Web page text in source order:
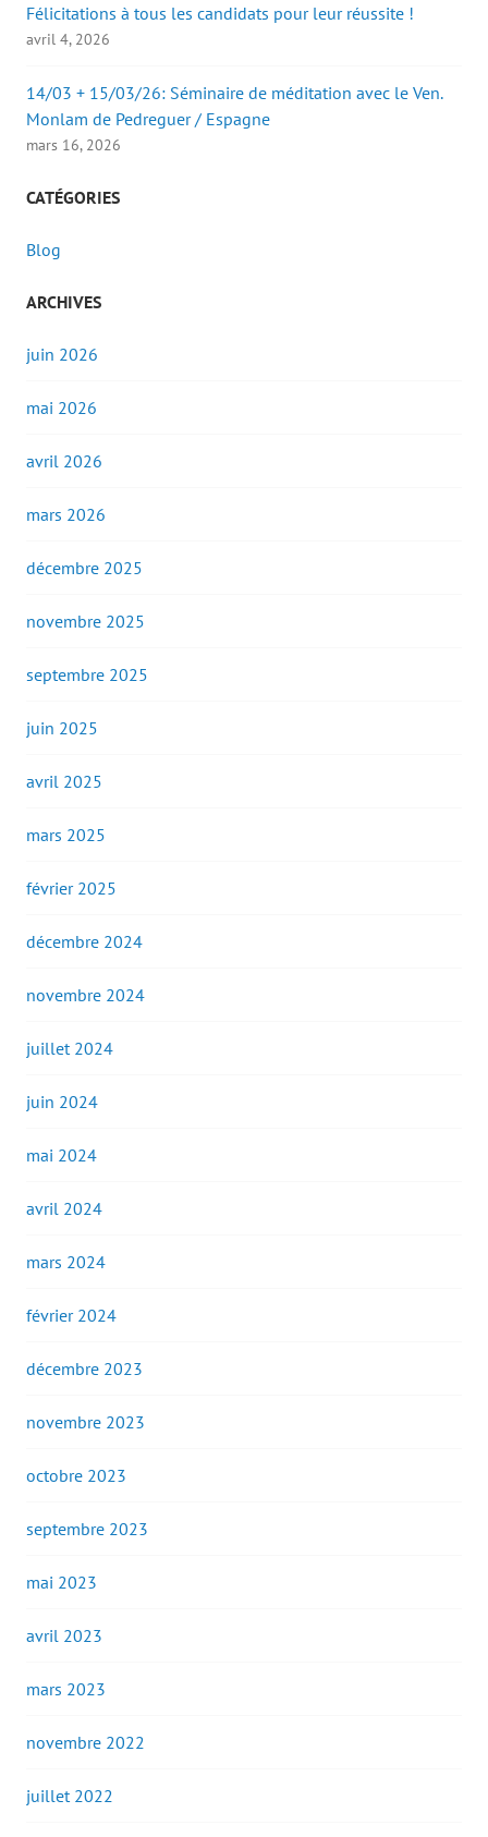
Félicitations à tous les candidats pour leur réussite !
avril 4, 2026
14/03 + 15/03/26: Séminaire de méditation avec le Ven.
Monlam de Pedreguer / Espagne
mars 16, 2026
CATÉGORIES
Blog
ARCHIVES
juin 2026
mai 2026
avril 2026
mars 2026
décembre 2025
novembre 2025
septembre 2025
juin 2025
avril 2025
mars 2025
février 2025
décembre 2024
novembre 2024
juillet 2024
juin 2024
mai 2024
avril 2024
mars 2024
février 2024
décembre 2023
novembre 2023
octobre 2023
septembre 2023
mai 2023
avril 2023
mars 2023
novembre 2022
juillet 2022